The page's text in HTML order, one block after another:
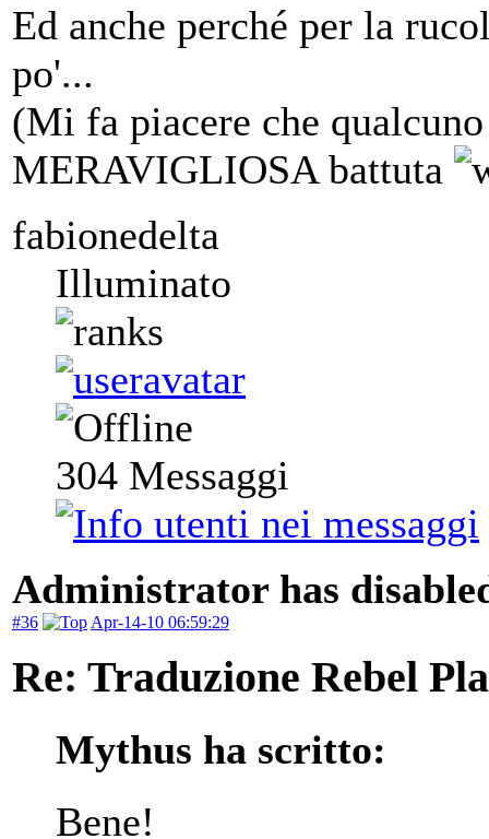
Ed anche perché per la
po'...
(Mi fa piacere che
MERAVIGLIOSA battuta
fabionedelta
Illuminato
304 Messaggi
Administrator has
#36 Apr-14-10 06:59:29
Re: Traduzione Rebel
Mythus ha scritto:
Bene!